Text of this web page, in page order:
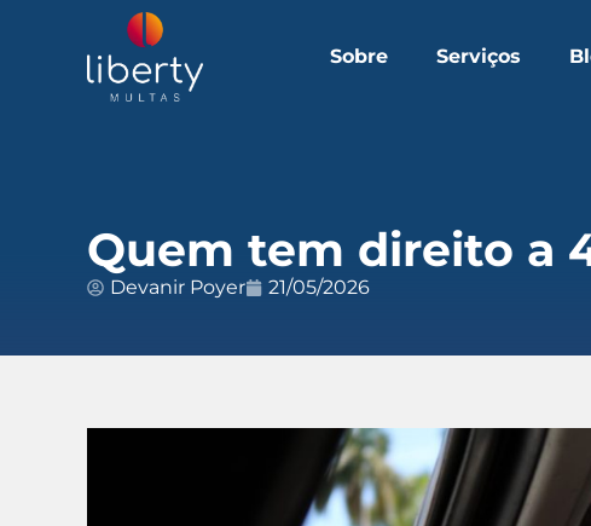
Sobre Serviços
Quem tem direito a
Devanir Poyer 21/05/2026